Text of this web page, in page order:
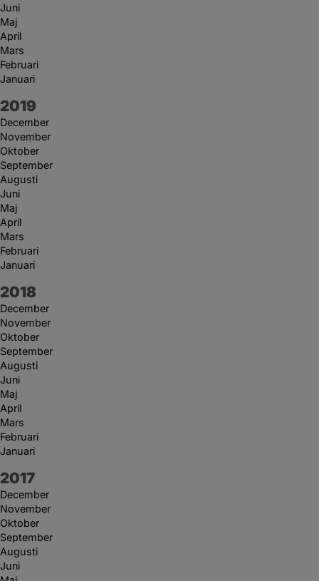
Juni
Maj
April
Mars
Februari
Januari
År:
2019
December
November
Oktober
September
Augusti
Juni
Maj
April
Mars
Februari
Januari
År:
2018
December
November
Oktober
September
Augusti
Juni
Maj
April
Mars
Februari
Januari
År:
2017
December
November
Oktober
September
Augusti
Juni